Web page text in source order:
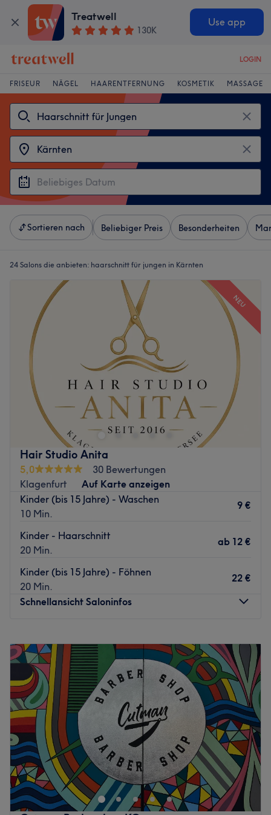
Treatwell
130K
Use app
LOGIN
FRISEUR NÄGEL HAARENTFERNUNG KOSMETIK MASSAGE
Sortieren nach Beliebiger Preis Besonderheiten
24 Salons die anbieten: haarschnitt für jungen in Kärnten
NEU
Hair Studio Anita
5,0
30 Bewertungen
Klagenfurt
Auf Karte anzeigen
Kinder (bis 15 Jahre) - Waschen
10 Min.
9 €
Kinder - Haarschnitt
20 Min.
ab 12 €
Kinder (bis 15 Jahre) - Föhnen
20 Min.
22 €
Schnellansicht Saloninfos
Dienstag
08:00 –18:00
Mittwoch
08:00–18:00
Donnerstag
08:00–18:00
Freitag
08:00 –18:00
Samstag
08:00–13:00
Sonntag
Geschlossen
Hair Studio Anita in Klagenfurt ist die richtige Adresse für
alle, die Wert auf individuelle Beratung, modernes
Styling und eine entspannte Wohlfühlatmosphäre legen.
Ob trendige Haarschnitte, brillante Colorationen,
Strähnentechniken oder professionelle